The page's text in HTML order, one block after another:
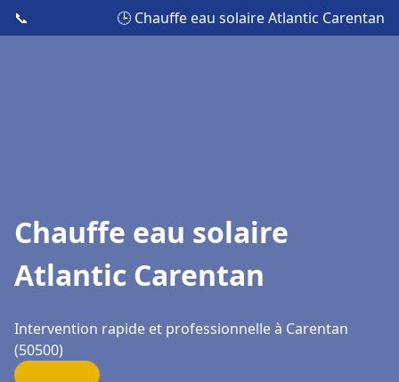
📞 🕒 Chauffe eau solaire Atlantic Carentan
Chauffe eau solaire
Atlantic Carentan
Intervention rapide et professionnelle à Carentan
(50500)